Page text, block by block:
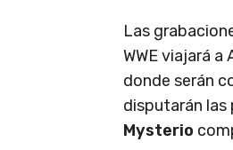
Las
WWE viajará
donde serán
disputarán las
Mysterio